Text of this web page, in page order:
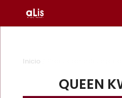
Inicio
QUEEN